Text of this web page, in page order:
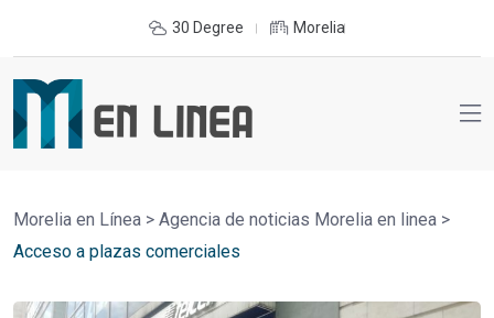
30 Degree Morelia
Morelia en Línea > Agencia de noticias Morelia en linea >
Acceso a plazas comerciales